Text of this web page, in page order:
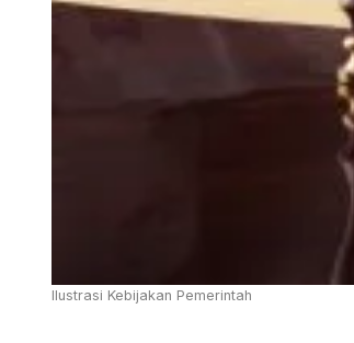
Ilustrasi Kebijakan Pemerintah